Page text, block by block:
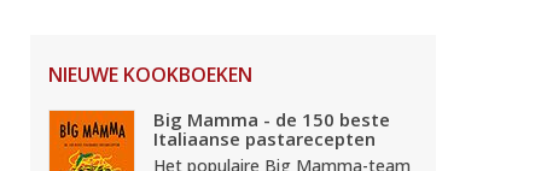
NIEUWE KOOKBOEKEN
Big Mamma - de 150 beste
Italiaanse pastarecepten
Het populaire Big Mamma-team